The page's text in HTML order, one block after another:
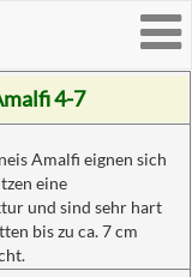
4-7
Amalfi eignen sich
eine
und sind sehr hart
bis zu ca. 7 cm